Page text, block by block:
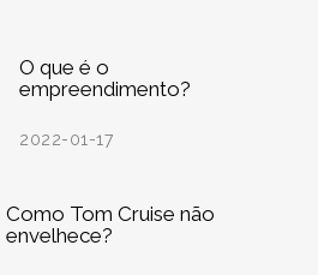
O que é o
empreendimento?
2022-01-17
Como Tom Cruise não
envelhece?